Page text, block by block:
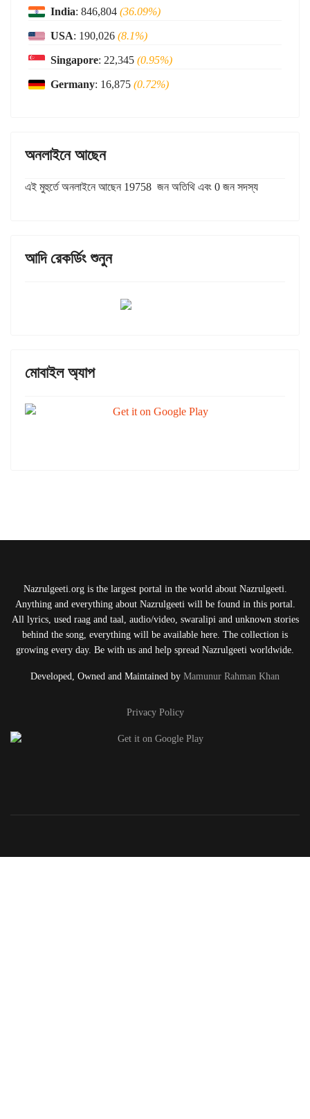
India: 846,804 (36.09%)
USA: 190,026 (8.1%)
Singapore: 22,345 (0.95%)
Germany: 16,875 (0.72%)
অনলাইনে আছেন
এই মুহুর্তে অনলাইনে আছেন 19758 জন অতিথি এবং 0 জন সদস্য
আদি রেকর্ডিং শুনুন
মোবাইল অ্যাপ
Nazrulgeeti.org is the largest portal in the world about Nazrulgeeti.
Anything and everything about Nazrulgeeti will be found in this portal.
All lyrics, used raag and taal, audio/video, swaralipi and unknown stories
behind the song, everything will be available here. The collection is
growing every day. Be with us and help spread Nazrulgeeti worldwide.
Developed, Owned and Maintained by Mamunur Rahman Khan
Privacy Policy